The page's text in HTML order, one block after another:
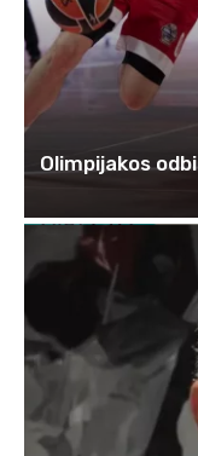
Olimpijakos